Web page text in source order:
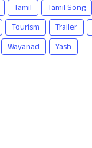
Tamil Tamil Song
Tourism Trailer
Wayanad Yash